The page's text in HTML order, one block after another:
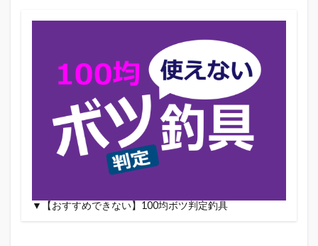
▼【おすすめできない】100均ボツ判定釣具